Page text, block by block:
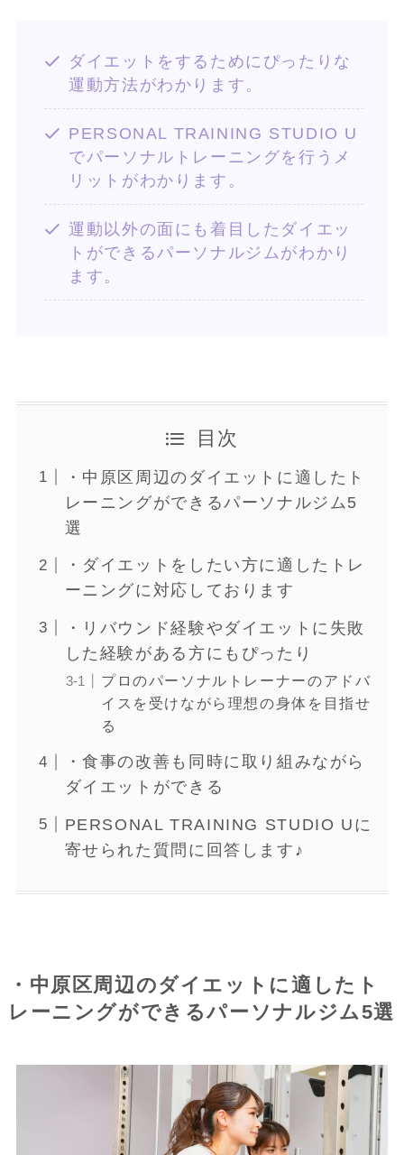
ダイエットをするためにぴったりな
運動方法がわかります。
PERSONAL TRAINING STUDIO U
でパーソナルトレーニングを行うメ
リットがわかります。
運動以外の面にも着目したダイエッ
トができるパーソナルジムがわかり
ます。
目次
・中原区周辺のダイエットに適したト
レーニングができるパーソナルジム5
選
・ダイエットをしたい方に適したトレ
ーニングに対応しております
・リバウンド経験やダイエットに失敗
した経験がある方にもぴったり
プロのパーソナルトレーナーのアドバ
イスを受けながら理想の身体を目指せ
る
・食事の改善も同時に取り組みながら
ダイエットができる
PERSONAL TRAINING STUDIO Uに
寄せられた質問に回答します♪
・中原区周辺のダイエットに適したト
レーニングができるパーソナルジム5選